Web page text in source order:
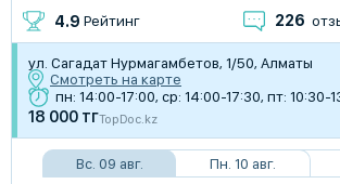
4.9 Рейтинг 226
ул. Сагадат Нурмагамбетов, 1/50, Алматы
Смотреть на карте
пн: 14:00-17:00, ср: 14:00-17:30, пт: 10:30-
18 000 тгTopDoc.kz
Вс. 09 авг. Пн. 10 авг.